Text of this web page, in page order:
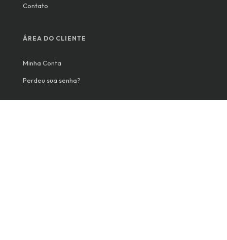
Contato
ÁREA DO CLIENTE
Minha Conta
Perdeu sua senha?